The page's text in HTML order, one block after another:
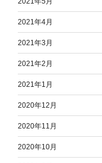
2021年4月
2021年3月
2021年2月
2021年1月
2020年12月
2020年11月
2020年10月